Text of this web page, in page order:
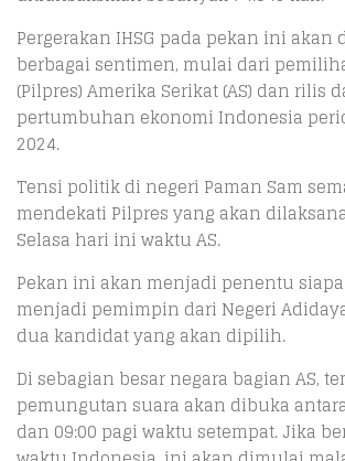
Pergerakan IHSG pada pekan ini akan
berbagai sentimen, mulai dari
(Pilpres) Amerika Serikat (AS) dan rilis
pertumbuhan ekonomi Indonesia
2024.
Tensi politik di negeri Paman Sam
mendekati Pilpres yang akan
Selasa hari ini waktu AS.
Pekan ini akan menjadi penentu
menjadi pemimpin dari Negeri
dua kandidat yang akan dipilih.
Di sebagian besar negara bagian AS,
pemungutan suara akan dibuka
dan 09:00 pagi waktu setempat. Jika